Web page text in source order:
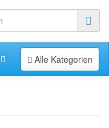
Toggle navigation
Alle Kategorien